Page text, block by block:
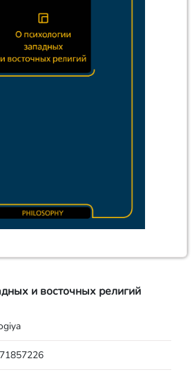
и восточных религий